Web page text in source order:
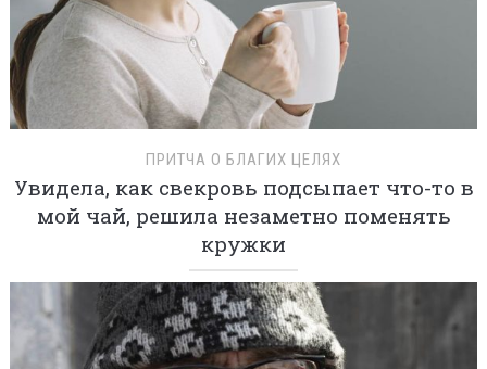
ПРИТЧА О БЛАГИХ ЦЕЛЯХ
Увидела, как свекровь подсыпает что-то в
мой чай, решила незаметно поменять
кружки